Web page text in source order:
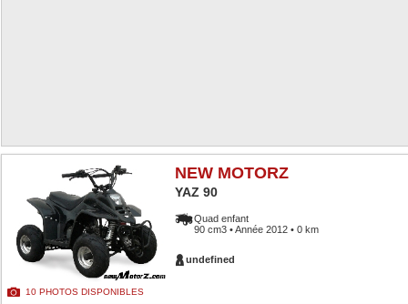
10 PHOTOS DISPONIBLES
NEW MOTORZ
YAZ 90
Quad enfant
90 cm3 • Année 2012 • 0 km
undefined